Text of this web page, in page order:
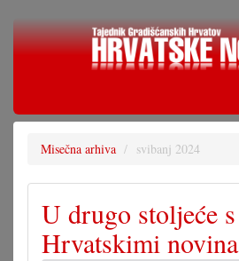
Skoči
Misečna arhiva svibanj 2024
U drugo stoljeće s
Hrvatskimi novina